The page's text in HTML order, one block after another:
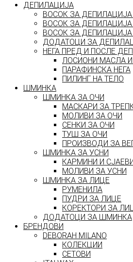
ДЕПИЛАЦИЈА
ВОСОК ЗА ДЕПИЛАЦИЈА
ВОСОК ЗА
ВОСОК ЗА
ДОДАТОЦИ ЗА
НЕГА ПРЕД И ПОСЛЕ
ЛОСИОНИ МАСЛА И
ПАРАФИНСКА НЕГА
ПИЛИНГ НА ТЕЛО
ШМИНКА
ШМИНКА ЗА ОЧИ
МАСКАРИ ЗА
МОЛИВИ ЗА ОЧИ
СЕНКИ ЗА ОЧИ
ТУШ ЗА ОЧИ
ПРОИЗВОДИ ЗА
ШМИНКА ЗА УСНИ
КАРМИНИ И
МОЛИВИ ЗА УСНИ
ШМИНКА ЗА ЛИЦЕ
РУМЕНИЛА
ПУДРИ ЗА ЛИЦЕ
КОРЕКТОРИ ЗА
ДОДАТОЦИ ЗА ШМИНКА
БРЕНДОВИ
DEBORAH MILANO
КОЛЕКЦИИ
СЕТОВИ